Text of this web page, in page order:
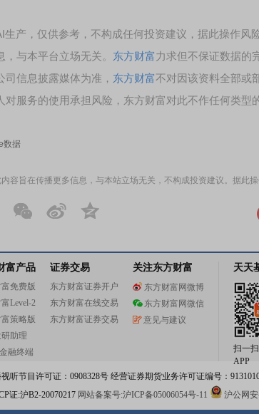
产，仅供参考，不构成任何投资建议，据此操作风险
与本平台立场无关。 东方财富力求但不保证数据的
信息披露媒体为准， 东方财富不对因该资料全部或
服务的使用承担风险，东方财富对此不作任何类型
数据
容旨在传播更多信息，与本站立场无关，不构成投资建议。据此操
富产品
免费版
Level-2
策略版
助理
融终端
证券交易
东方财富证券开户
东方财富在线交易
东方财富证券交易
关注东方财富
东方财富网微博
东方财富网微信
意见与建议
天天
扫一
APP
听节目许可证：0908328号 经营证券期货业务许可证编号：
证:沪B2-20070217 网站备案号:沪ICP备05006054号-11 沪公网安